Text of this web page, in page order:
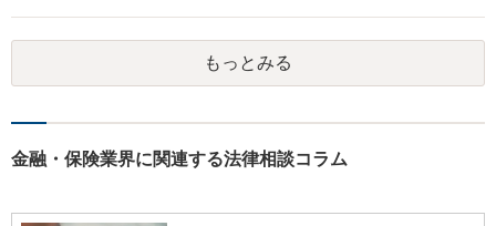
ことが多いです。放置すると責任が拡大しやすいため、北海道の法律
事務所で法人破産の実績があるところを探して速やかに相談をして、
資金繰り・雇用・保証の有無を整理した上で進めるのが安全です。イ
ンターネットやココナラだけでなく、北海道の弁護士会などを頼りに
もっとみる
金融・保険業界に関連する法律相談コラム